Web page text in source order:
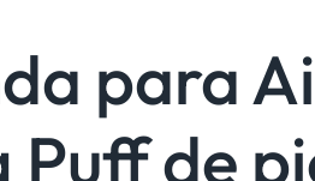
para
Puff de